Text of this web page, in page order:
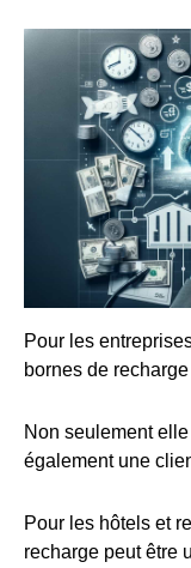
Pour les
bornes de
Non seulement
également une
Pour les hôtels et
recharge peut être